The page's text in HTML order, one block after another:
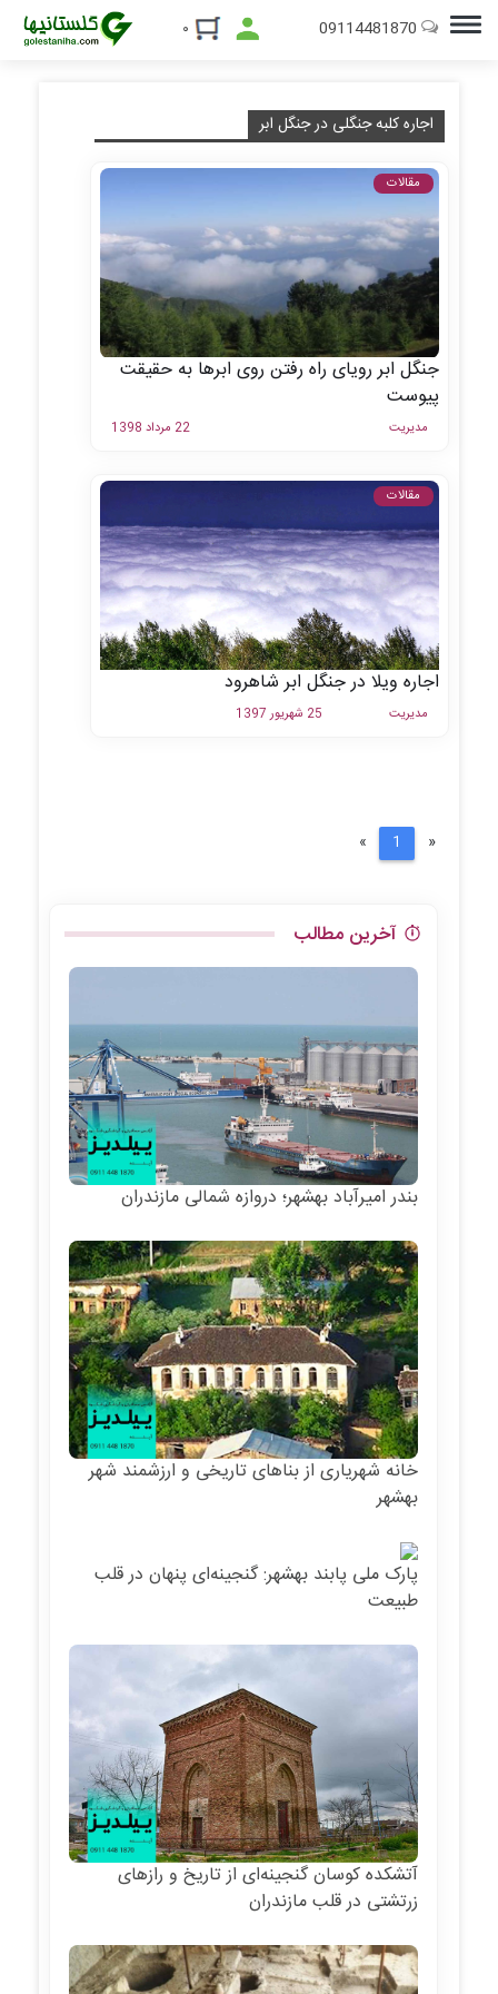
09114481870 ۰
اجاره کلبه جنگلی در جنگل ابر
مقالات
جنگل ابر رویای راه رفتن روی ابرها به حقیقت
پیوست
مدیریت 22 مرداد 1398
مقالات
اجاره ویلا در جنگل ابر شاهرود
مدیریت 25 شهریور 1397
«
Previous
1
»
آخرین مطالب
بندر امیرآباد بهشهر؛ دروازه شمالی مازندران
خانه شهریاری از بناهای تاریخی و ارزشمند شهر
بهشهر
پارک ملی پابند بهشهر: گنجینه‌ای پنهان در قلب
طبیعت
آتشکده کوسان گنجینه‌ای از تاریخ و رازهای
زرتشتی در قلب مازندران